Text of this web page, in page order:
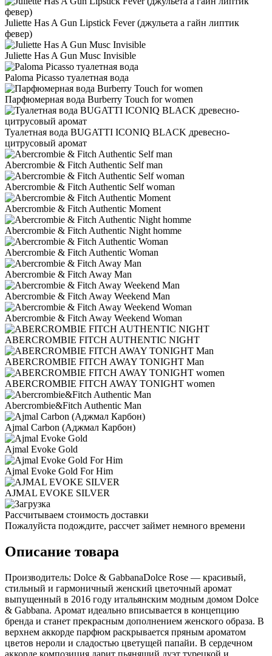
Juliette Has A Gun Lipstick Fever (джульета а гайн липтик
февер)
Juliette Has A Gun Musc Invisible
Paloma Picasso туалетная вода
Парфюмерная вода Burberry Touch for women
Туалетная вода BUGATTI ICONIQ BLACK древесно-
цитрусовый аромат
Abercrombie & Fitch Authentic Self man
Abercrombie & Fitch Authentic Self woman
Abercrombie & Fitch Authentic Moment
Abercrombie & Fitch Authentic Night homme
Abercrombie & Fitch Authentic Woman
Abercrombie & Fitch Away Man
Abercrombie & Fitch Away Weekend Man
Abercrombie & Fitch Away Weekend Woman
ABERCROMBIE FITCH AUTHENTIC NIGHT
ABERCROMBIE FITCH AWAY TONIGHT Man
ABERCROMBIE FITCH AWAY TONIGHT women
Abercrombie&Fitch Authentic Man
Ajmal Carbon (Аджмал Карбон)
Ajmal Evoke Gold
Ajmal Evoke Gold For Him
AJMAL EVOKE SILVER
Рассчитываем стоимость доставки
Пожалуйста подождите, рассчет займет немного времени
Описание товара
Производитель: Dolce & GabbanaDolce Rose — красивый,
стильный и гармоничный женский цветочный аромат
выпущенный в 2016 году итальянским модным домом Dolce
& Gabbana. Аромат идеально вписывается в концепцию
бренда и станет прекрасным дополнением женского образа. В
верхнем аккорде парфюм раскрывается пряным ароматом
цветов нероли и сладостью цветущей папайи. В сердечном
аккорде композиция дарит пьянящий дуэт турецкой и